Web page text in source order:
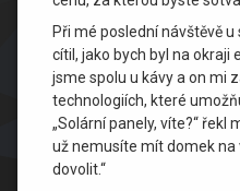
Při mé poslední návštěvě
cítil, jako bych byl na okraji
jsme spolu u kávy a on mi
technologiích, které
„Solární panely, víte?“ řekl
už nemusíte mít domek na
dovolit.“